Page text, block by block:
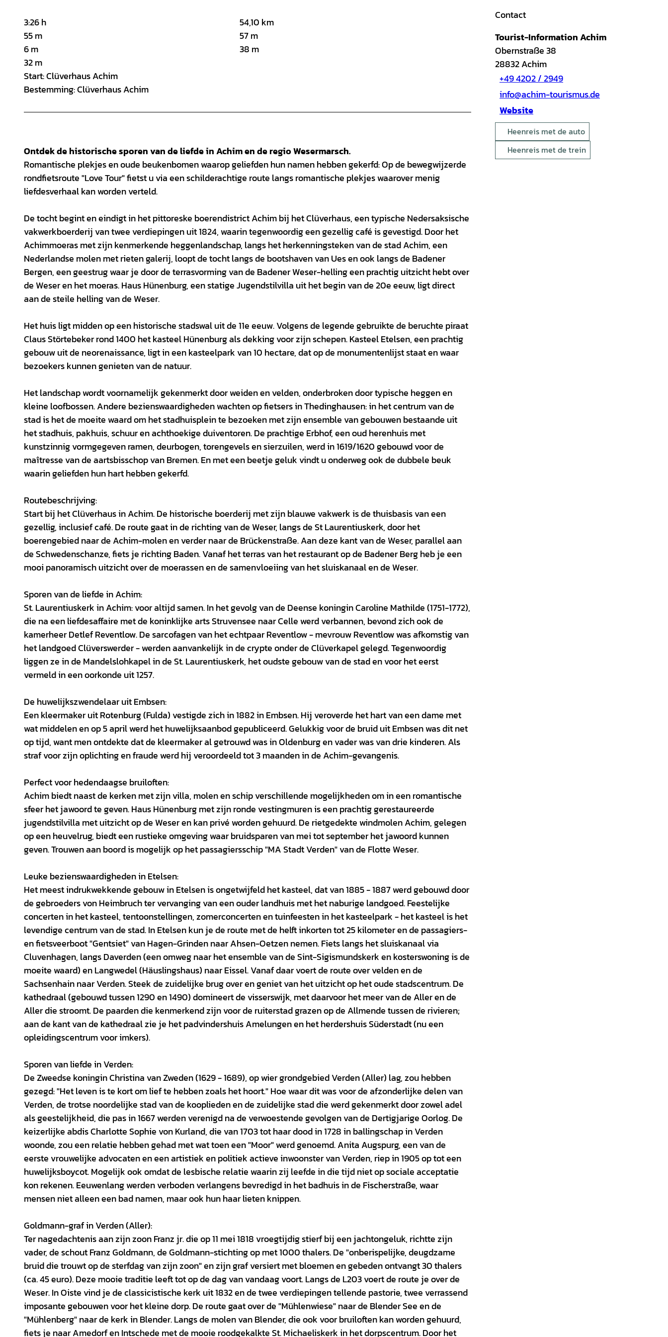
3:26 h
54,10 km
55 m
57 m
6 m
38 m
32 m
Start: Clüverhaus Achim
Bestemming: Clüverhaus Achim
Ontdek de historische sporen van de liefde in Achim en de regio Wesermarsch.
Romantische plekjes en oude beukenbomen waarop geliefden hun namen hebben gekerfd: Op de bewegwijzerde
rondfietsroute "Love Tour" fietst u via een schilderachtige route langs romantische plekjes waarover menig
liefdesverhaal kan worden verteld.
De tocht begint en eindigt in het pittoreske boerendistrict Achim bij het Clüverhaus, een typische Nedersaksische
vakwerkboerderij van twee verdiepingen uit 1824, waarin tegenwoordig een gezellig café is gevestigd. Door het
Achimmoeras met zijn kenmerkende heggenlandschap, langs het herkenningsteken van de stad Achim, een
Nederlandse molen met rieten galerij, loopt de tocht langs de bootshaven van Ues en ook langs de Badener
Bergen, een geestrug waar je door de terrasvorming van de Badener Weser-helling een prachtig uitzicht hebt over
de Weser en het moeras. Haus Hünenburg, een statige Jugendstilvilla uit het begin van de 20e eeuw, ligt direct
aan de steile helling van de Weser.
Het huis ligt midden op een historische stadswal uit de 11e eeuw. Volgens de legende gebruikte de beruchte piraat
Claus Störtebeker rond 1400 het kasteel Hünenburg als dekking voor zijn schepen. Kasteel Etelsen, een prachtig
gebouw uit de neorenaissance, ligt in een kasteelpark van 10 hectare, dat op de monumentenlijst staat en waar
bezoekers kunnen genieten van de natuur.
Het landschap wordt voornamelijk gekenmerkt door weiden en velden, onderbroken door typische heggen en
kleine loofbossen. Andere bezienswaardigheden wachten op fietsers in Thedinghausen: in het centrum van de
stad is het de moeite waard om het stadhuisplein te bezoeken met zijn ensemble van gebouwen bestaande uit
het stadhuis, pakhuis, schuur en achthoekige duiventoren. De prachtige Erbhof, een oud herenhuis met
kunstzinnig vormgegeven ramen, deurbogen, torengevels en sierzuilen, werd in 1619/1620 gebouwd voor de
maîtresse van de aartsbisschop van Bremen. En met een beetje geluk vindt u onderweg ook de dubbele beuk
waarin geliefden hun hart hebben gekerfd.
Routebeschrijving:
Start bij het Clüverhaus in Achim. De historische boerderij met zijn blauwe vakwerk is de thuisbasis van een
gezellig, inclusief café. De route gaat in de richting van de Weser, langs de St Laurentiuskerk, door het
boerengebied naar de Achim-molen en verder naar de Brückenstraße. Aan deze kant van de Weser, parallel aan
de Schwedenschanze, fiets je richting Baden. Vanaf het terras van het restaurant op de Badener Berg heb je een
mooi panoramisch uitzicht over de moerassen en de samenvloeiing van het sluiskanaal en de Weser.
Sporen van de liefde in Achim:
St. Laurentiuskerk in Achim: voor altijd samen. In het gevolg van de Deense koningin Caroline Mathilde (1751-1772),
die na een liefdesaffaire met de koninklijke arts Struvensee naar Celle werd verbannen, bevond zich ook de
kamerheer Detlef Reventlow. De sarcofagen van het echtpaar Reventlow - mevrouw Reventlow was afkomstig van
het landgoed Clüverswerder - werden aanvankelijk in de crypte onder de Clüverkapel gelegd. Tegenwoordig
liggen ze in de Mandelslohkapel in de St. Laurentiuskerk, het oudste gebouw van de stad en voor het eerst
vermeld in een oorkonde uit 1257.
De huwelijkszwendelaar uit Embsen:
Een kleermaker uit Rotenburg (Fulda) vestigde zich in 1882 in Embsen. Hij veroverde het hart van een dame met
wat middelen en op 5 april werd het huwelijksaanbod gepubliceerd. Gelukkig voor de bruid uit Embsen was dit net
op tijd, want men ontdekte dat de kleermaker al getrouwd was in Oldenburg en vader was van drie kinderen. Als
straf voor zijn oplichting en fraude werd hij veroordeeld tot 3 maanden in de Achim-gevangenis.
Perfect voor hedendaagse bruiloften:
Achim biedt naast de kerken met zijn villa, molen en schip verschillende mogelijkheden om in een romantische
sfeer het jawoord te geven. Haus Hünenburg met zijn ronde vestingmuren is een prachtig gerestaureerde
jugendstilvilla met uitzicht op de Weser en kan privé worden gehuurd. De rietgedekte windmolen Achim, gelegen
op een heuvelrug, biedt een rustieke omgeving waar bruidsparen van mei tot september het jawoord kunnen
geven. Trouwen aan boord is mogelijk op het passagiersschip "MA Stadt Verden" van de Flotte Weser.
Leuke bezienswaardigheden in Etelsen:
Het meest indrukwekkende gebouw in Etelsen is ongetwijfeld het kasteel, dat van 1885 - 1887 werd gebouwd door
de gebroeders von Heimbruch ter vervanging van een ouder landhuis met het naburige landgoed. Feestelijke
concerten in het kasteel, tentoonstellingen, zomerconcerten en tuinfeesten in het kasteelpark - het kasteel is het
levendige centrum van de stad. In Etelsen kun je de route met de helft inkorten tot 25 kilometer en de passagiers-
en fietsveerboot "Gentsiet" van Hagen-Grinden naar Ahsen-Oetzen nemen. Fiets langs het sluiskanaal via
Cluvenhagen, langs Daverden (een omweg naar het ensemble van de Sint-Sigismundskerk en kosterswoning is de
moeite waard) en Langwedel (Häuslingshaus) naar Eissel. Vanaf daar voert de route over velden en de
Sachsenhain naar Verden. Steek de zuidelijke brug over en geniet van het uitzicht op het oude stadscentrum. De
kathedraal (gebouwd tussen 1290 en 1490) domineert de visserswijk, met daarvoor het meer van de Aller en de
Aller die stroomt. De paarden die kenmerkend zijn voor de ruiterstad grazen op de Allmende tussen de rivieren;
aan de kant van de kathedraal zie je het padvindershuis Amelungen en het herdershuis Süderstadt (nu een
opleidingscentrum voor imkers).
Sporen van liefde in Verden:
De Zweedse koningin Christina van Zweden (1629 - 1689), op wier grondgebied Verden (Aller) lag, zou hebben
gezegd: "Het leven is te kort om lief te hebben zoals het hoort." Hoe waar dit was voor de afzonderlijke delen van
Verden, de trotse noordelijke stad van de kooplieden en de zuidelijke stad die werd gekenmerkt door zowel adel
als geestelijkheid, die pas in 1667 werden verenigd na de verwoestende gevolgen van de Dertigjarige Oorlog. De
keizerlijke abdis Charlotte Sophie von Kurland, die van 1703 tot haar dood in 1728 in ballingschap in Verden
woonde, zou een relatie hebben gehad met wat toen een "Moor" werd genoemd. Anita Augspurg, een van de
eerste vrouwelijke advocaten en een artistiek en politiek actieve inwoonster van Verden, riep in 1905 op tot een
huwelijksboycot. Mogelijk ook omdat de lesbische relatie waarin zij leefde in die tijd niet op sociale acceptatie
kon rekenen. Eeuwenlang werden verboden verlangens bevredigd in het badhuis in de Fischerstraße, waar
mensen niet alleen een bad namen, maar ook hun haar lieten knippen.
Goldmann-graf in Verden (Aller):
Ter nagedachtenis aan zijn zoon Franz jr. die op 11 mei 1818 vroegtijdig stierf bij een jachtongeluk, richtte zijn
vader, de schout Franz Goldmann, de Goldmann-stichting op met 1000 thalers. De "onberispelijke, deugdzame
bruid die trouwt op de sterfdag van zijn zoon" en zijn graf versiert met bloemen en gebeden ontvangt 30 thalers
(ca. 45 euro). Deze mooie traditie leeft tot op de dag van vandaag voort. Langs de L203 voert de route je over de
Weser. In Oiste vind je de classicistische kerk uit 1832 en de twee verdiepingen tellende pastorie, twee verrassend
imposante gebouwen voor het kleine dorp. De route gaat over de "Mühlenwiese" naar de Blender See en de
"Mühlenberg" naar de kerk in Blender. Langs de molen van Blender, die ook voor bruiloften kan worden gehuurd,
fiets je naar Amedorf en Intschede met de mooie roodgekalkte St. Michaeliskerk in het dorpscentrum. Door het
Contact
Tourist-Information Achim
Obernstraße 38
28832Achim
+49 4202 / 2949
info@achim-tourismus.de
Website
Heenreis met de auto
Heenreis met de trein